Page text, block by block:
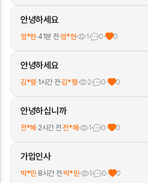
안녕하세요
엄*현·41분 전·엄*현· 1· 0· 0
안녕하세요
김*렬·1시간 전·김*렬· 2· 0· 0
안녕하십니까
전*혜·2시간 전·전*혜· 1· 0· 0
가입인사
박*민·8시간 전·박*민· 1· 0· 0